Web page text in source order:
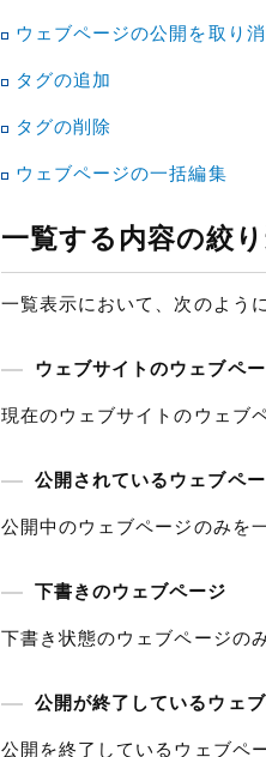
ウェブページの公開を取り
タグの追加
タグの削除
ウェブページの一括編集
一覧する内容の絞
一覧表示において、次のよう
ウェブサイトのウェブペ
現在のウェブサイトのウェブ
公開されているウェブペ
公開中のウェブページのみを
下書きのウェブページ
下書き状態のウェブページの
公開が終了しているウェ
公開を終了しているウェブペ